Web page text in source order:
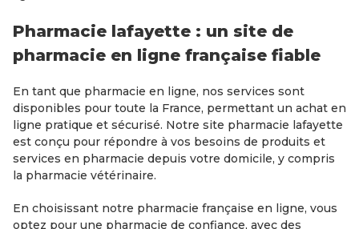
Pharmacie lafayette : un site de
pharmacie en ligne française fiable
En tant que pharmacie en ligne, nos services sont
disponibles pour toute la France, permettant un achat en
ligne pratique et sécurisé. Notre site pharmacie lafayette
est conçu pour répondre à vos besoins de produits et
services en pharmacie depuis votre domicile, y compris
la pharmacie vétérinaire.
En choisissant notre pharmacie française en ligne, vous
optez pour une pharmacie de confiance, avec des